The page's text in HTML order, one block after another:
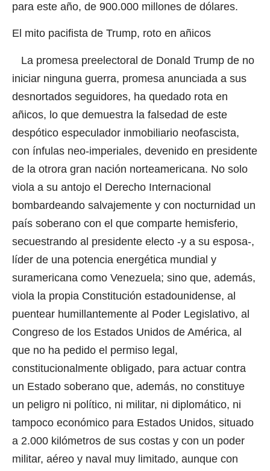
para este año, de 900.000 millones de dólares.
El mito pacifista de Trump, roto en añicos
La promesa preelectoral de Donald Trump de no
iniciar ninguna guerra, promesa anunciada a sus
desnortados seguidores, ha quedado rota en
añicos, lo que demuestra la falsedad de este
despótico especulador inmobiliario neofascista,
con ínfulas neo-imperiales, devenido en presidente
de la otrora gran nación norteamericana. No solo
viola a su antojo el Derecho Internacional
bombardeando salvajemente y con nocturnidad un
país soberano con el que comparte hemisferio,
secuestrando al presidente electo -y a su esposa-,
líder de una potencia energética mundial y
suramericana como Venezuela; sino que, además,
viola la propia Constitución estadounidense, al
puentear humillantemente al Poder Legislativo, al
Congreso de los Estados Unidos de América, al
que no ha pedido el permiso legal,
constitucionalmente obligado, para actuar contra
un Estado soberano que, además, no constituye
un peligro ni político, ni militar, ni diplomático, ni
tampoco económico para Estados Unidos, situado
a 2.000 kilómetros de sus costas y con un poder
militar, aéreo y naval muy limitado, aunque con